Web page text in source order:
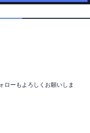
ローもよろしくお願いしま